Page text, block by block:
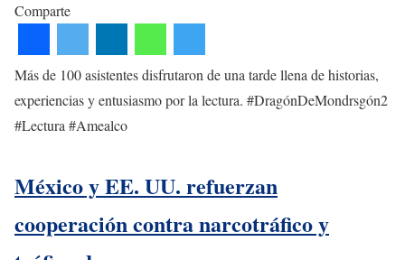
Comparte
Más de 100 asistentes disfrutaron de una tarde llena de historias,
experiencias y entusiasmo por la lectura. #DragónDeMondrsgón2
#Lectura #Amealco
México y EE. UU. refuerzan
cooperación contra narcotráfico y